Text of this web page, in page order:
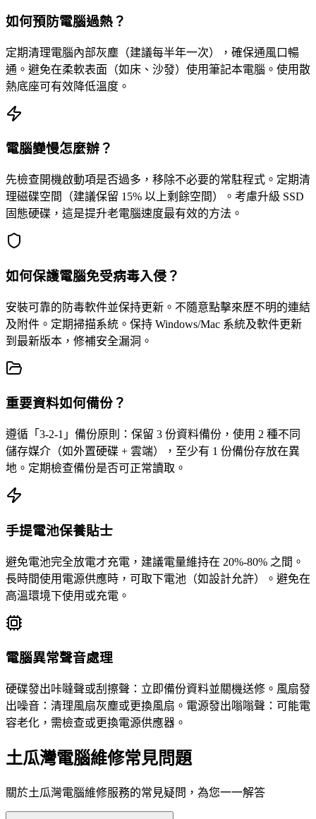
如何預防電腦過熱？
定期清理電腦內部灰塵（建議每半年一次），確保通風口暢
通。避免在柔軟表面（如床、沙發）使用筆記本電腦。使用散
熱底座可有效降低溫度。
電腦變慢怎麼辦？
先檢查開機啟動項是否過多，移除不必要的常駐程式。定期清
理磁碟空間（建議保留 15% 以上剩餘空間）。考慮升級 SSD
固態硬碟，這是提升老電腦速度最有效的方法。
如何保護電腦免受病毒入侵？
安裝可靠的防毒軟件並保持更新。不隨意點擊來歷不明的連結
及附件。定期掃描系統。保持 Windows/Mac 系統及軟件更新
到最新版本，修補安全漏洞。
重要資料如何備份？
遵循「3-2-1」備份原則：保留 3 份資料備份，使用 2 種不同
儲存媒介（如外置硬碟 + 雲端），至少有 1 份備份存放在異
地。定期檢查備份是否可正常讀取。
手提電池保養貼士
避免電池完全放電才充電，建議電量維持在 20%-80% 之間。
長時間使用電源供應時，可取下電池（如設計允許）。避免在
高溫環境下使用或充電。
電腦異常聲音處理
硬碟發出咔噠聲或刮擦聲：立即備份資料並關機送修。風扇發
出噪音：清理風扇灰塵或更換風扇。電源發出嗡嗡聲：可能電
容老化，需檢查或更換電源供應器。
土瓜灣電腦維修常見問題
關於土瓜灣電腦維修服務的常見疑問，為您一一解答